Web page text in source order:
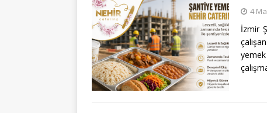
4
İzmir